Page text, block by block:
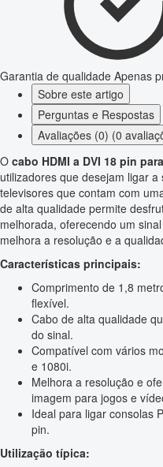
Garantia de qualidade Apenas
Sobre este artigo
Perguntas e Respostas
Avaliações (0) (0
O cabo HDMI a DVI 18 pin
utilizadores que desejam ligar
televisores que contam com
de alta qualidade permite
melhorada, oferecendo um
melhora a resolução e a
Características principais:
Comprimento de 1,8
flexível.
Cabo de alta qualidade
do sinal.
Compatível com vários
e 1080i.
Melhora a resolução e
imagem para jogos e
Ideal para ligar consolas
pin.
Utilização típica: